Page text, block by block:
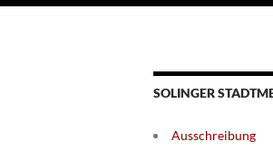
SOLINGER
Ausschreibung